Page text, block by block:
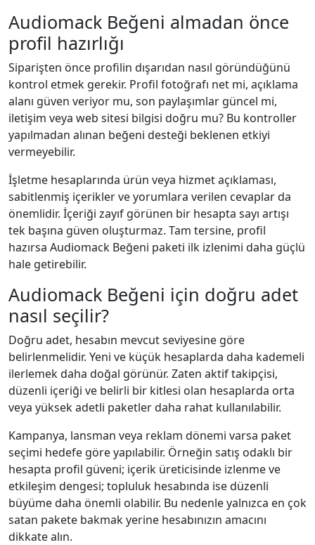
Audiomack Beğeni almadan önce
profil hazırlığı
Siparişten önce profilin dışarıdan nasıl göründüğünü
kontrol etmek gerekir. Profil fotoğrafı net mi, açıklama
alanı güven veriyor mu, son paylaşımlar güncel mi,
iletişim veya web sitesi bilgisi doğru mu? Bu kontroller
yapılmadan alınan beğeni desteği beklenen etkiyi
vermeyebilir.
İşletme hesaplarında ürün veya hizmet açıklaması,
sabitlenmiş içerikler ve yorumlara verilen cevaplar da
önemlidir. İçeriği zayıf görünen bir hesapta sayı artışı
tek başına güven oluşturmaz. Tam tersine, profil
hazırsa Audiomack Beğeni paketi ilk izlenimi daha güçlü
hale getirebilir.
Audiomack Beğeni için doğru adet
nasıl seçilir?
Doğru adet, hesabın mevcut seviyesine göre
belirlenmelidir. Yeni ve küçük hesaplarda daha kademeli
ilerlemek daha doğal görünür. Zaten aktif takipçisi,
düzenli içeriği ve belirli bir kitlesi olan hesaplarda orta
veya yüksek adetli paketler daha rahat kullanılabilir.
Kampanya, lansman veya reklam dönemi varsa paket
seçimi hedefe göre yapılabilir. Örneğin satış odaklı bir
hesapta profil güveni; içerik üreticisinde izlenme ve
etkileşim dengesi; topluluk hesabında ise düzenli
büyüme daha önemli olabilir. Bu nedenle yalnızca en çok
satan pakete bakmak yerine hesabınızın amacını
dikkate alın.